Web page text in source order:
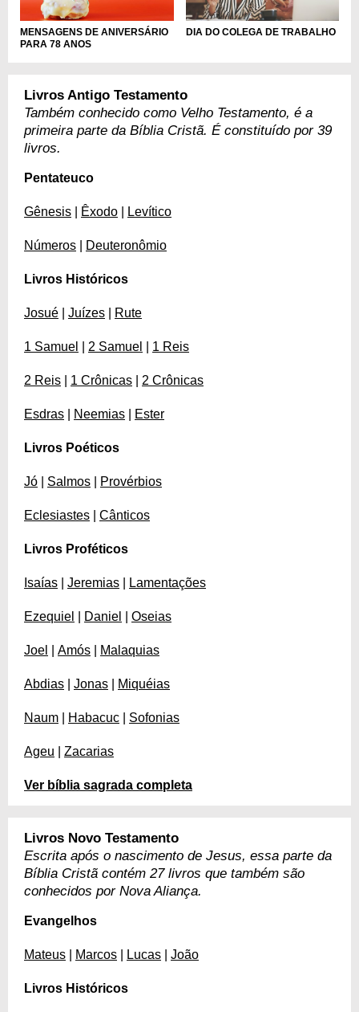
MENSAGENS DE ANIVERSÁRIO
PARA 78 ANOS
DIA DO COLEGA DE TRABALHO
Livros Antigo Testamento
Também conhecido como Velho Testamento, é a
primeira parte da Bíblia Cristã. É constituído por 39
livros.
Pentateuco
Gênesis Êxodo Levítico
Números Deuteronômio
Livros Históricos
Josué Juízes Rute
1 Samuel 2 Samuel 1 Reis
2 Reis 1 Crônicas 2 Crônicas
Esdras Neemias Ester
Livros Poéticos
Jó Salmos Provérbios
Eclesiastes Cânticos
Livros Proféticos
Isaías Jeremias Lamentações
Ezequiel Daniel Oseias
Joel Amós Malaquias
Abdias Jonas Miquéias
Naum Habacuc Sofonias
Ageu Zacarias
Ver bíblia sagrada completa
Livros Novo Testamento
Escrita após o nascimento de Jesus, essa parte da
Bíblia Cristã contém 27 livros que também são
conhecidos por Nova Aliança.
Evangelhos
Mateus Marcos Lucas João
Livros Históricos